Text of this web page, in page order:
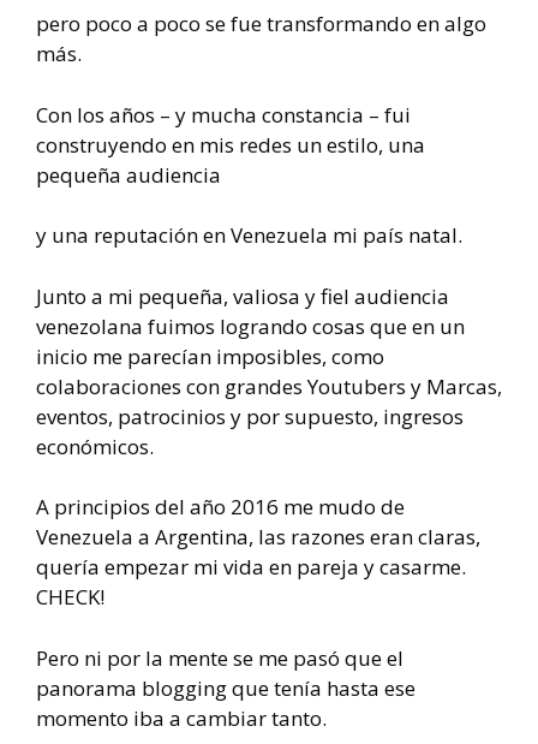
pero poco a poco se fue transformando en algo
más.
Con los años – y mucha constancia – fui
construyendo en mis redes un estilo, una
pequeña audiencia
y una reputación en Venezuela mi país natal.
Junto a mi pequeña, valiosa y fiel audiencia
venezolana fuimos logrando cosas que en un
inicio me parecían imposibles, como
colaboraciones con grandes Youtubers y Marcas,
eventos, patrocinios y por supuesto, ingresos
económicos.
A principios del año 2016 me mudo de
Venezuela a Argentina, las razones eran claras,
quería empezar mi vida en pareja y casarme.
CHECK!
Pero ni por la mente se me pasó que el
panorama blogging que tenía hasta ese
momento iba a cambiar tanto.